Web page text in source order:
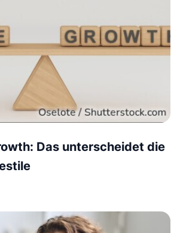
Das unterscheidet die